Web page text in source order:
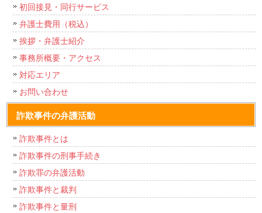
初回接見・同行サービス
弁護士費用（税込）
挨拶・弁護士紹介
事務所概要・アクセス
対応エリア
お問い合わせ
詐欺事件の弁護活動
詐欺事件とは
詐欺事件の刑事手続き
詐欺罪の弁護活動
詐欺事件と裁判
詐欺事件と量刑